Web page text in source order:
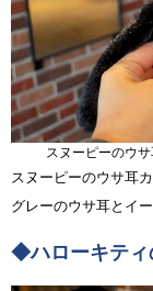
スヌーピーのウ
スヌーピーのウサ耳
グレーのウサ耳とイ
◆ハローキティ